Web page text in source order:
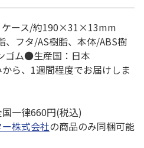
ース/約190×31×13mm
フタ/AS樹脂、本体/ABS樹
ゴム●生産国：日本
ら、1週間程度でお届けしま
一律660円(税込)
株式会社の商品のみ同梱可能